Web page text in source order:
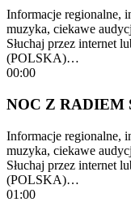
Informacje regionalne,
muzyka, ciekawe
Słuchaj przez internet
(POLSKA)…
00:00
NOC Z RADIEM
Informacje regionalne,
muzyka, ciekawe
Słuchaj przez internet
(POLSKA)…
01:00